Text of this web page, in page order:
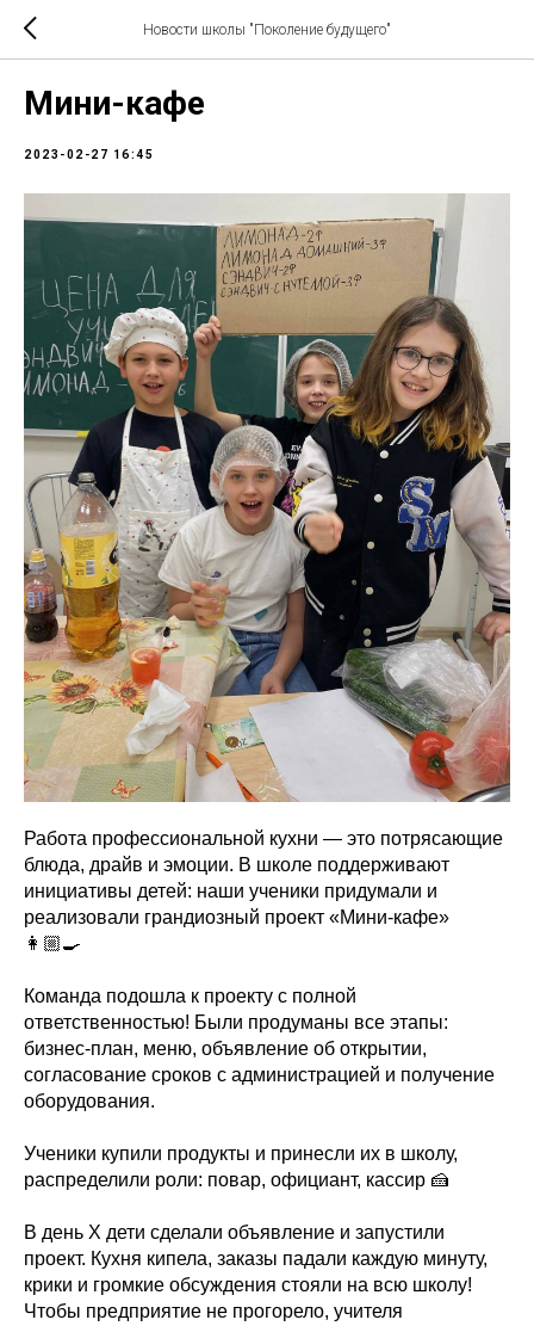
Новости школы "Поколение будущего"
Мини-кафе
2023-02-27 16:45
Работа профессиональной кухни — это потрясающие
блюда, драйв и эмоции. В школе поддерживают
инициативы детей: наши ученики придумали и
реализовали грандиозный проект «Мини-кафе»
👩🏼‍🍳
Команда подошла к проекту с полной
ответственностью! Были продуманы все этапы:
бизнес-план, меню, объявление об открытии,
согласование сроков с администрацией и получение
оборудования.
Ученики купили продукты и принесли их в школу,
распределили роли: повар, официант, кассир 🍰
В день Х дети сделали объявление и запустили
проект. Кухня кипела, заказы падали каждую минуту,
крики и громкие обсуждения стояли на всю школу!
Чтобы предприятие не прогорело, учителя